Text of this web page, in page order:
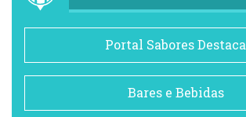
Portal Sabores Destaca
Bares e Bebidas